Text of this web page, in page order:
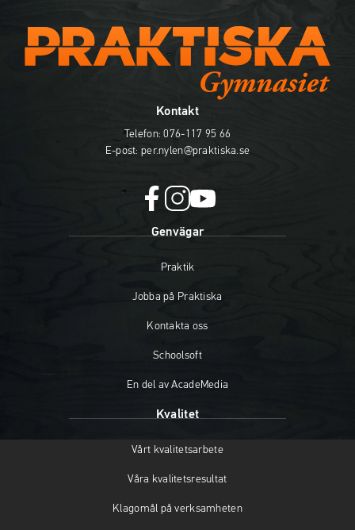
Kontakt
Telefon:076-117 95 66
E-post:per.nylen@praktiska.se
(öppnas
nytt
(öppnas
nytt
(öppnas
Genvägar
Praktik
Jobba på Praktiska
Kontakta oss
Schoolsoft
En del av AcadeMedia
Kvalitet
Vårt kvalitetsarbete
Våra kvalitetsresultat
Klagomål på verksamheten